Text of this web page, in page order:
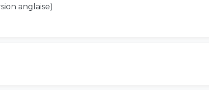
anglaise)